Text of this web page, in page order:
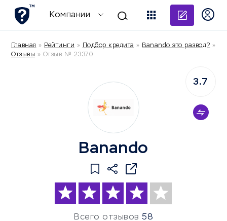
Компании
Главная » Рейтинги » Подбор кредита » Banando это развод? »
Отзывы » Отзыв № 23370
Banando
Всего отзывов 58
3.7